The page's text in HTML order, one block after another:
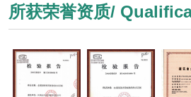
所获荣誉资质/